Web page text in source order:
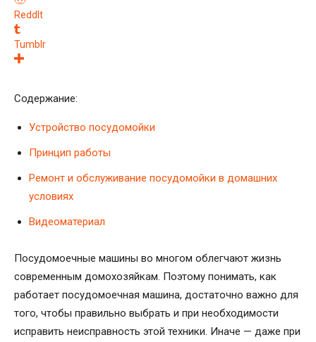
ReddIt
Tumblr
Содержание:
Устройство посудомойки
Принцип работы
Ремонт и обслуживание посудомойки в домашних
условиях
Видеоматериал
Посудомоечные машины во многом облегчают жизнь
современным домохозяйкам. Поэтому понимать, как
работает посудомоечная машина, достаточно важно для
того, чтобы правильно выбрать и при необходимости
исправить неисправность этой техники. Иначе — даже при